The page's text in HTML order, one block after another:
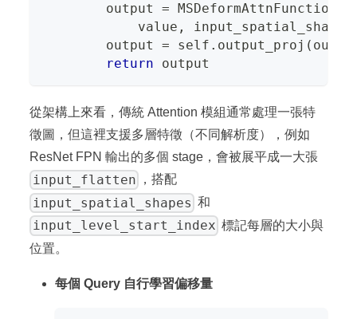
        output
= MSDeformAttnFunction
            value
, input_spatial_shapes
        output
= self . output_proj (
return output
從架構上來看，傳統 Attention 模組通常處理一張特
徵圖，但這裡支援多層特徵（不同解析度），例如
ResNet FPN 輸出的多個 stage，會被展平成一大張
input_flatten ，搭配
input_spatial_shapes 和
input_level_start_index 標記每層的大小與
位置。
每個 Query 自行學習偏移量